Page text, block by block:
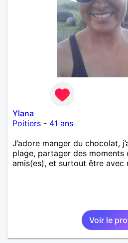
Ylana
Poitiers - 41 ans
J’adore manger du chocolat,
plage, partager des moments
amis(es), et surtout être avec
Voir le